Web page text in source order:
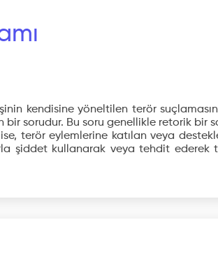
kendisine yöneltilen terör
bir sorudur. Bu soru genellikle retorik bir
terör eylemlerine katılan veya
şiddet kullanarak veya tehdit ederek